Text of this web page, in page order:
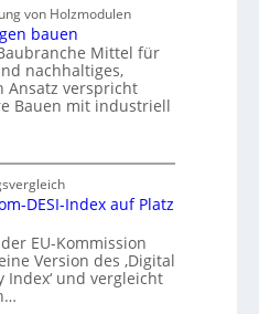
von Holzmodulen
bauen
Mittel für
nachhaltiges,
Ansatz verspricht
Bauen mit industriell
DESI-Index auf Platz
EU-Kommission
Version des ‚Digital
Index‘ und vergleicht